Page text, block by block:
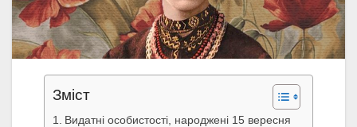
Зміст
Видатні особистості, народжені 15 вересня